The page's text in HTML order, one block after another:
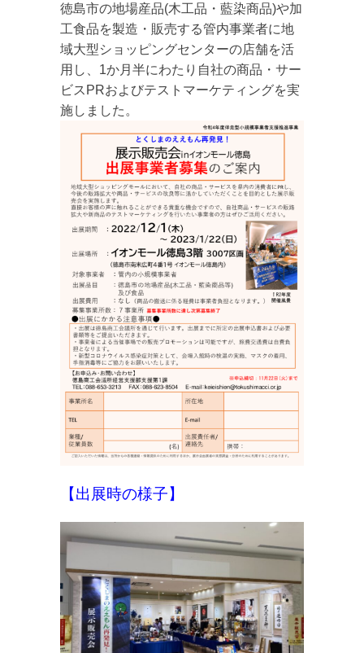
徳島市の地場産品(木工品・藍染商品)や加
工食品を製造・販売する管内事業者に地
域大型ショッピングセンターの店舗を活
用し、1か月半にわたり自社の商品・サー
ビスPRおよびテストマーケティングを実
施しました。
【出展時の様子】